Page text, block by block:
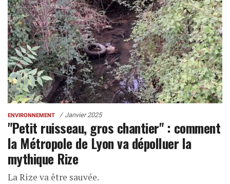
ENVIRONNEMENT Janvier 2025
"Petit ruisseau, gros chantier" : comment
la Métropole de Lyon va dépolluer la
mythique Rize
La Rize va être sauvée.